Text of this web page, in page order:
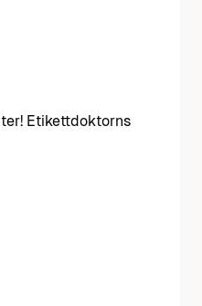
Etikettdoktorns